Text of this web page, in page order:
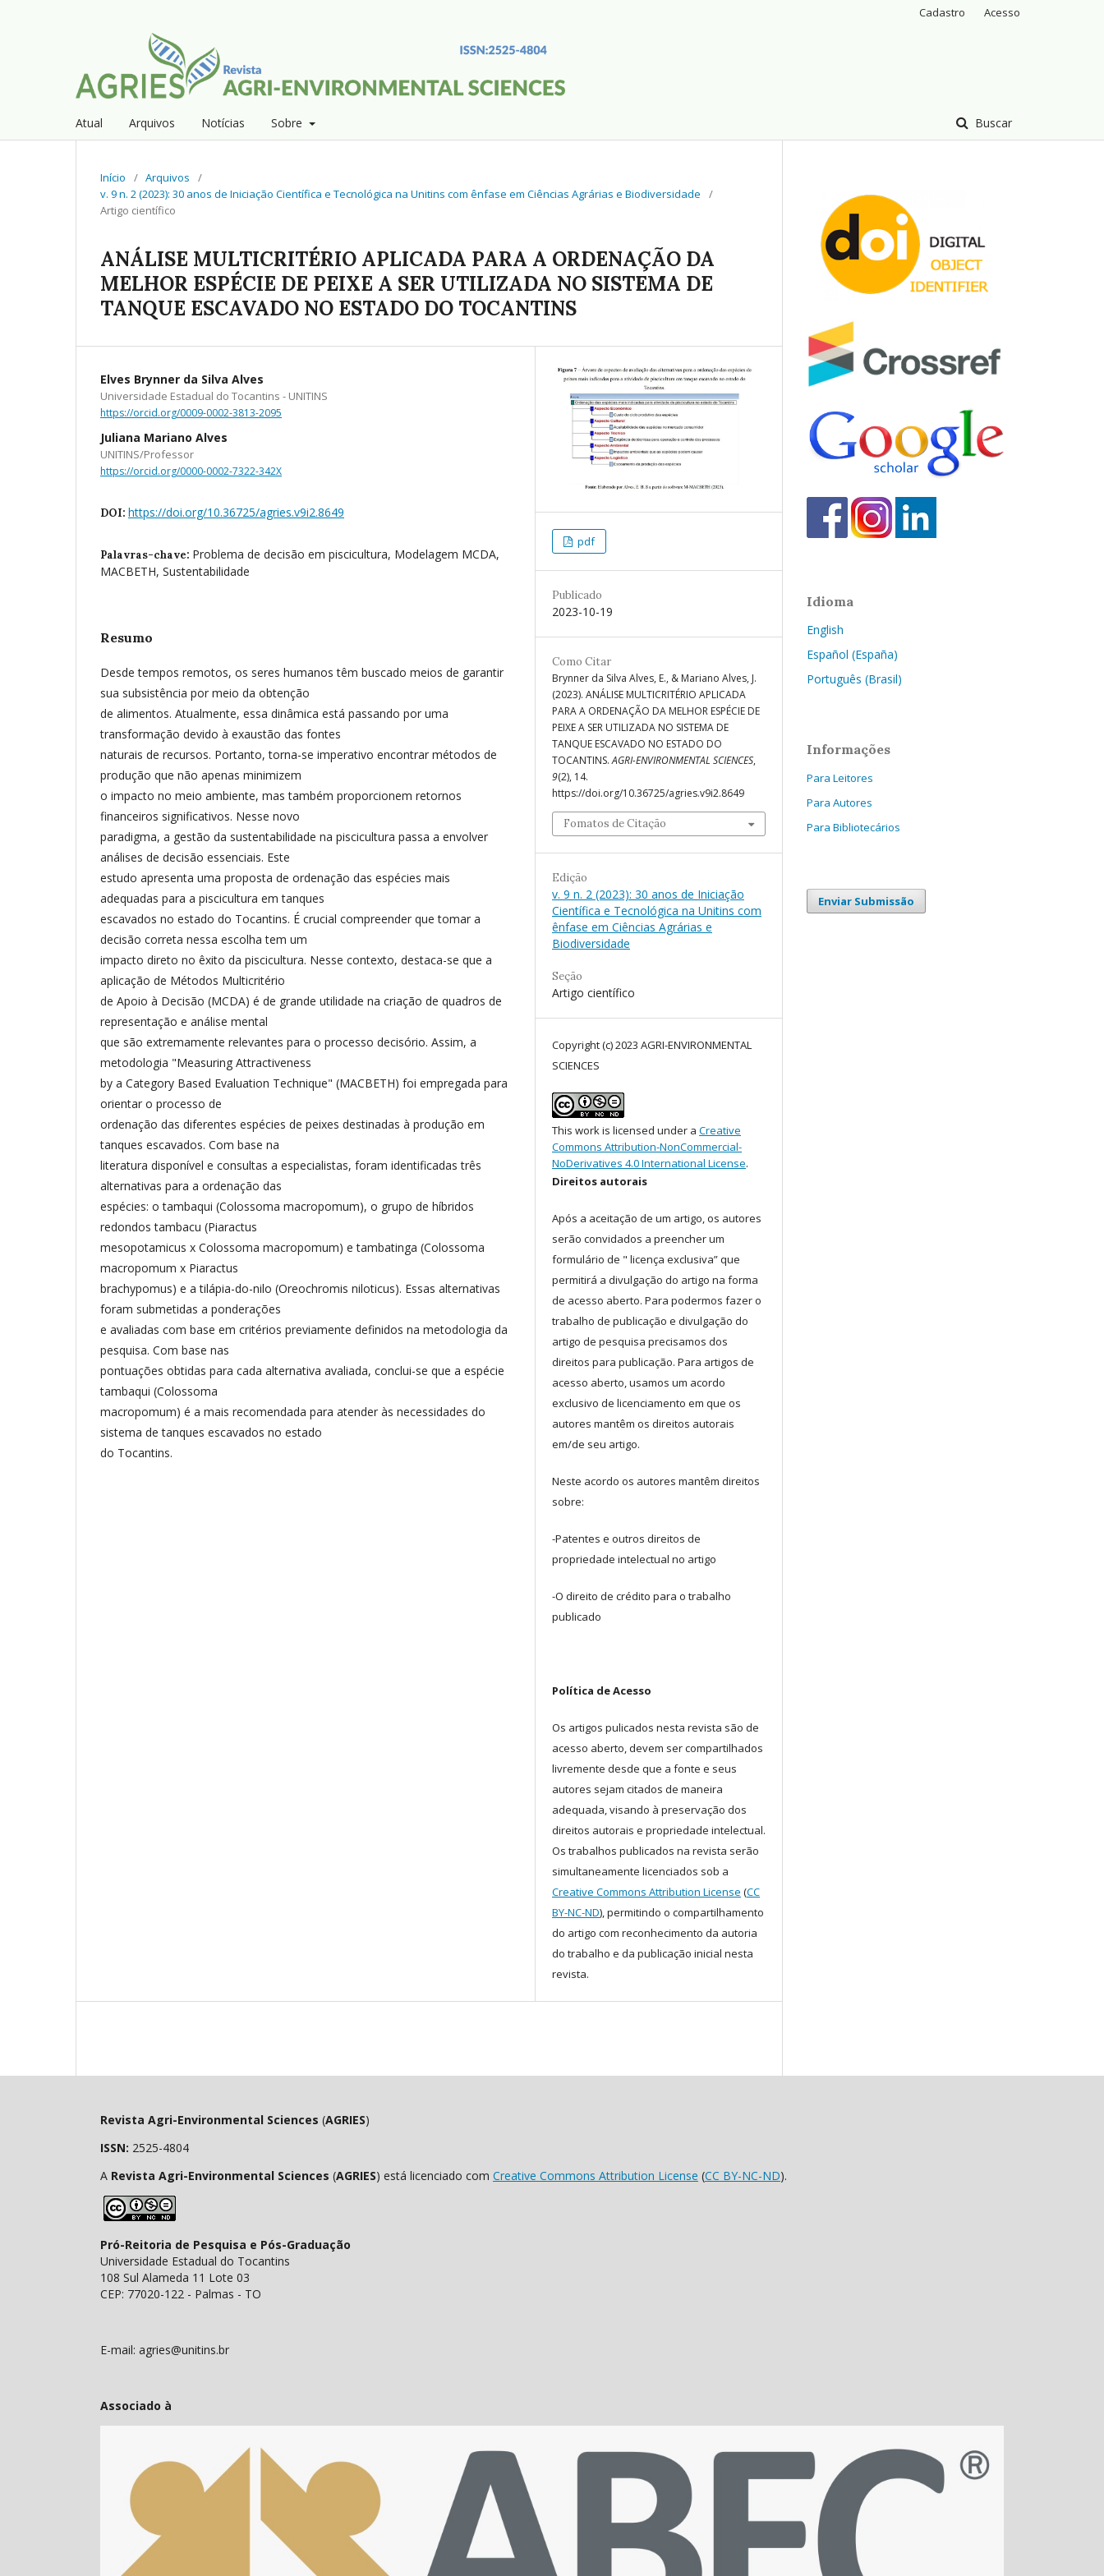
Atual Arquivos Notícias Sobre Buscar
Cadastro Acesso
Início / Arquivos
/
v. 9 n. 2 (2023): 30 anos de Iniciação Científica e Tecnológica na Unitins com ênfase em Ciências Agrárias e Biodiversidade
/
Artigo científico
ANÁLISE MULTICRITÉRIO APLICADA PARA A ORDENAÇÃO DA
MELHOR ESPÉCIE DE PEIXE A SER UTILIZADA NO SISTEMA DE
TANQUE ESCAVADO NO ESTADO DO TOCANTINS
Elves Brynner da Silva Alves
Universidade Estadual do Tocantins - UNITINS
https://orcid.org/0009-0002-3813-2095
Juliana Mariano Alves
UNITINS/Professor
https://orcid.org/0000-0002-7322-342X
DOI: https://doi.org/10.36725/agries.v9i2.8649
Palavras-chave: Problema de decisão em piscicultura, Modelagem MCDA,
MACBETH, Sustentabilidade
Resumo
Desde tempos remotos, os seres humanos têm buscado meios de garantir
sua subsistência por meio da obtenção
de alimentos. Atualmente, essa dinâmica está passando por uma
transformação devido à exaustão das fontes
naturais de recursos. Portanto, torna-se imperativo encontrar métodos de
produção que não apenas minimizem
o impacto no meio ambiente, mas também proporcionem retornos
financeiros significativos. Nesse novo
paradigma, a gestão da sustentabilidade na piscicultura passa a envolver
análises de decisão essenciais. Este
estudo apresenta uma proposta de ordenação das espécies mais
adequadas para a piscicultura em tanques
escavados no estado do Tocantins. É crucial compreender que tomar a
decisão correta nessa escolha tem um
impacto direto no êxito da piscicultura. Nesse contexto, destaca-se que a
aplicação de Métodos Multicritério
de Apoio à Decisão (MCDA) é de grande utilidade na criação de quadros de
representação e análise mental
que são extremamente relevantes para o processo decisório. Assim, a
metodologia "Measuring Attractiveness
by a Category Based Evaluation Technique" (MACBETH) foi empregada para
orientar o processo de
ordenação das diferentes espécies de peixes destinadas à produção em
tanques escavados. Com base na
literatura disponível e consultas a especialistas, foram identificadas três
alternativas para a ordenação das
espécies: o tambaqui (Colossoma macropomum), o grupo de híbridos
redondos tambacu (Piaractus
mesopotamicus x Colossoma macropomum) e tambatinga (Colossoma
macropomum x Piaractus
brachypomus) e a tilápia-do-nilo (Oreochromis niloticus). Essas alternativas
foram submetidas a ponderações
e avaliadas com base em critérios previamente definidos na metodologia da
pesquisa. Com base nas
pontuações obtidas para cada alternativa avaliada, conclui-se que a espécie
tambaqui (Colossoma
macropomum) é a mais recomendada para atender às necessidades do
sistema de tanques escavados no estado
do Tocantins.
pdf
Publicado
2023-10-19
Como Citar
Brynner da Silva Alves, E., & Mariano Alves, J.
(2023). ANÁLISE MULTICRITÉRIO APLICADA
PARA A ORDENAÇÃO DA MELHOR ESPÉCIE DE
PEIXE A SER UTILIZADA NO SISTEMA DE
TANQUE ESCAVADO NO ESTADO DO
TOCANTINS.AGRI-ENVIRONMENTAL SCIENCES,
9(2), 14.
https://doi.org/10.36725/agries.v9i2.8649
Fomatos de Citação
Edição
v. 9 n. 2 (2023): 30 anos de Iniciação
Científica e Tecnológica na Unitins com
ênfase em Ciências Agrárias e
Biodiversidade
Seção
Artigo científico
Copyright (c) 2023 AGRI-ENVIRONMENTAL
SCIENCES
This work is licensed under a Creative
Commons Attribution-NonCommercial-
NoDerivatives 4.0 International License.
Direitos autorais
Após a aceitação de um artigo, os autores
serão convidados a preencher um
formulário de " licença exclusiva” que
permitirá a divulgação do artigo na forma
de acesso aberto. Para podermos fazer o
trabalho de publicação e divulgação do
artigo de pesquisa precisamos dos
direitos para publicação. Para artigos de
acesso aberto, usamos um acordo
exclusivo de licenciamento em que os
autores mantêm os direitos autorais
em/de seu artigo.
Neste acordo os autores mantêm direitos
sobre:
-Patentes e outros direitos de
propriedade intelectual no artigo
-O direito de crédito para o trabalho
publicado
Política de Acesso
Os artigos pulicados nesta revista são de
acesso aberto, devem ser compartilhados
livremente desde que a fonte e seus
autores sejam citados de maneira
adequada, visando à preservação dos
direitos autorais e propriedade intelectual.
Os trabalhos publicados na revista serão
simultaneamente licenciados sob a
Creative Commons Attribution License (CC
BY-NC-ND), permitindo o compartilhamento
do artigo com reconhecimento da autoria
do trabalho e da publicação inicial nesta
revista.
Idioma
English
Español (España)
Português (Brasil)
Informações
Para Leitores
Para Autores
Para Bibliotecários
Enviar Submissão
Revista Agri-Environmental Sciences (AGRIES)
ISSN: 2525-4804
A Revista Agri-Environmental Sciences (AGRIES) está licenciado com Creative Commons Attribution License (CC BY-NC-ND).
Pró-Reitoria de Pesquisa e Pós-Graduação
Universidade Estadual do Tocantins
108 Sul Alameda 11 Lote 03
CEP: 77020-122 - Palmas - TO
E-mail: agries@unitins.br
Associado à